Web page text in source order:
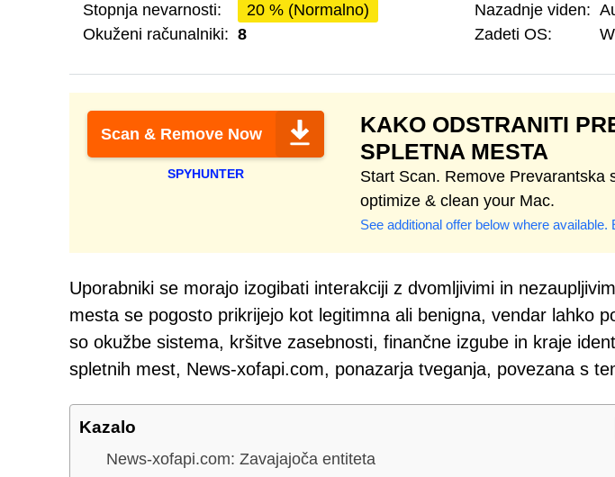
Stopnja nevarnosti:
20 % (Normalno)
Okuženi računalniki: 8
Nazadnje viden:
Zadeti OS:
Scan & Remove Now
SPYHUNTER
KAKO ODSTRANITI
SPLETNA MESTA
Start Scan. Remove Prevarantska
optimize & clean your Mac.
See additional offer below where available.
Uporabniki se morajo izogibati interakciji z dvomljivimi in
mesta se pogosto prikrijejo kot legitimna ali benigna, vendar lahko
so okužbe sistema, kršitve zasebnosti, finančne izgube in kraje
spletnih mest, News-xofapi.com, ponazarja tveganja, povezana s
Kazalo
News-xofapi.com: Zavajajoča entiteta